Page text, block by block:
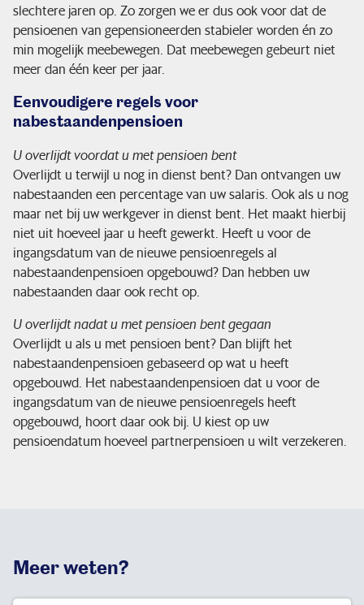
slechtere jaren op. Zo zorgen we er dus ook voor dat de
pensioenen van gepensioneerden stabieler worden én zo
min mogelijk meebewegen. Dat meebewegen gebeurt niet
meer dan één keer per jaar.
Eenvoudigere regels voor
nabestaandenpensioen
U overlijdt voordat u met pensioen bent
Overlijdt u terwijl u nog in dienst bent? Dan ontvangen uw
nabestaanden een percentage van uw salaris. Ook als u nog
maar net bij uw werkgever in dienst bent. Het maakt hierbij
niet uit hoeveel jaar u heeft gewerkt. Heeft u voor de
ingangsdatum van de nieuwe pensioenregels al
nabestaandenpensioen opgebouwd? Dan hebben uw
nabestaanden daar ook recht op.
U overlijdt nadat u met pensioen bent gegaan
Overlijdt u als u met pensioen bent? Dan blijft het
nabestaandenpensioen gebaseerd op wat u heeft
opgebouwd. Het nabestaandenpensioen dat u voor de
ingangsdatum van de nieuwe pensioenregels heeft
opgebouwd, hoort daar ook bij. U kiest op uw
pensioendatum hoeveel partnerpensioen u wilt verzekeren.
Meer weten?